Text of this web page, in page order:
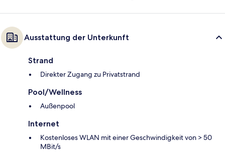
Ausstattung der Unterkunft
Strand
Direkter Zugang zu Privatstrand
Pool/Wellness
Außenpool
Internet
Kostenloses WLAN mit einer Geschwindigkeit von > 50
MBit/s